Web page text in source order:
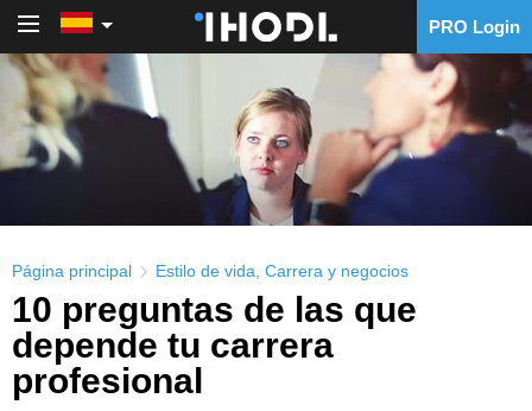
PRO Login
Página principal Estilo de vida Carrera y negocios
10 preguntas de las que
depende tu carrera
profesional